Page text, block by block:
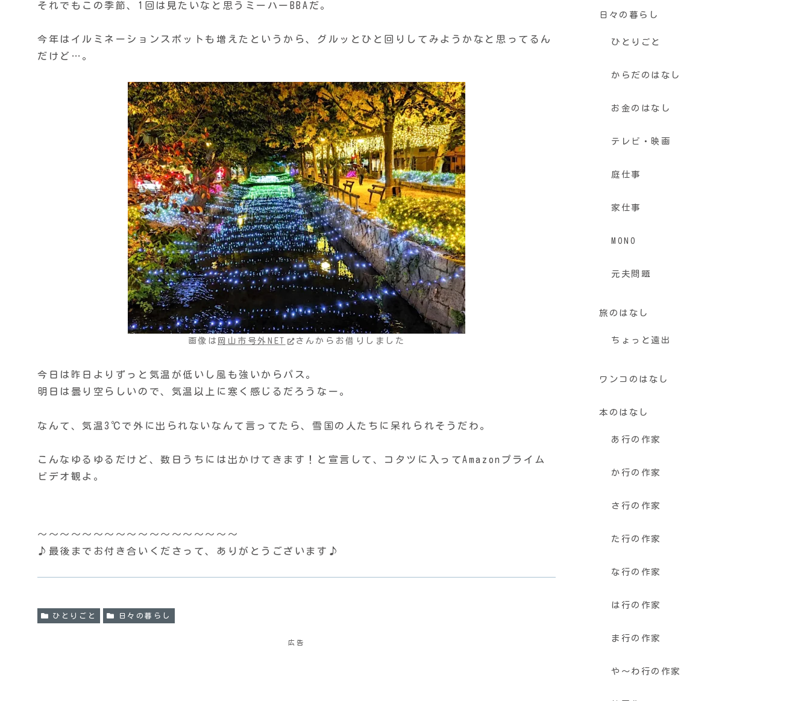
それでもこの季節、1回は見たいなと思うミーハーBBAだ。
今年はイルミネーションスポットも増えたというから、グルッとひと回りしてみようかなと思ってるん
だけど…。
画像は 岡山市号外NET さんからお借りしました
今日は昨日よりずっと気温が低いし風も強いからパス。
明日は曇り空らしいので、気温以上に寒く感じるだろうなー。
なんて、気温3℃で外に出られないなんて言ってたら、雪国の人たちに呆れられそうだわ。
こんなゆるゆるだけど、数日うちには出かけてきます！と宣言して、コタツに入ってAmazonプライム
ビデオ観よ。
〜〜〜〜〜〜〜〜〜〜〜〜〜〜〜〜〜〜
♪最後までお付き合いくださって、ありがとうございます♪
ひとりごと 日々の暮らし
広告
日々の暮らし
ひとりごと
からだのはなし
お金のはなし
テレビ・映画
庭仕事
家仕事
MONO
元夫問題
旅のはなし
ちょっと遠出
ワンコのはなし
本のはなし
あ行の作家
か行の作家
さ行の作家
た行の作家
な行の作家
は行の作家
ま行の作家
や〜わ行の作家